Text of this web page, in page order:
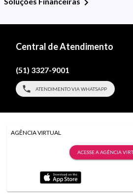
Central de Atendimento
(51) 3327-9001
ATENDIMENTO VIA WHATSAPP
AGÊNCIA VIRTUAL
ACESSE A AGÊNCIA